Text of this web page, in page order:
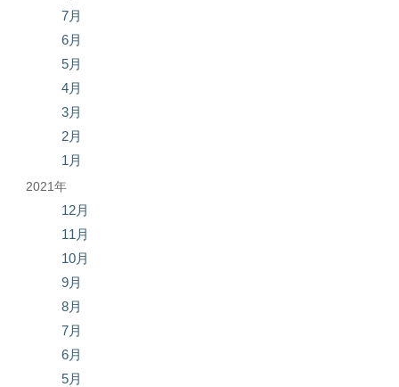
7月
6月
5月
4月
3月
2月
1月
2021年
12月
11月
10月
9月
8月
7月
6月
5月